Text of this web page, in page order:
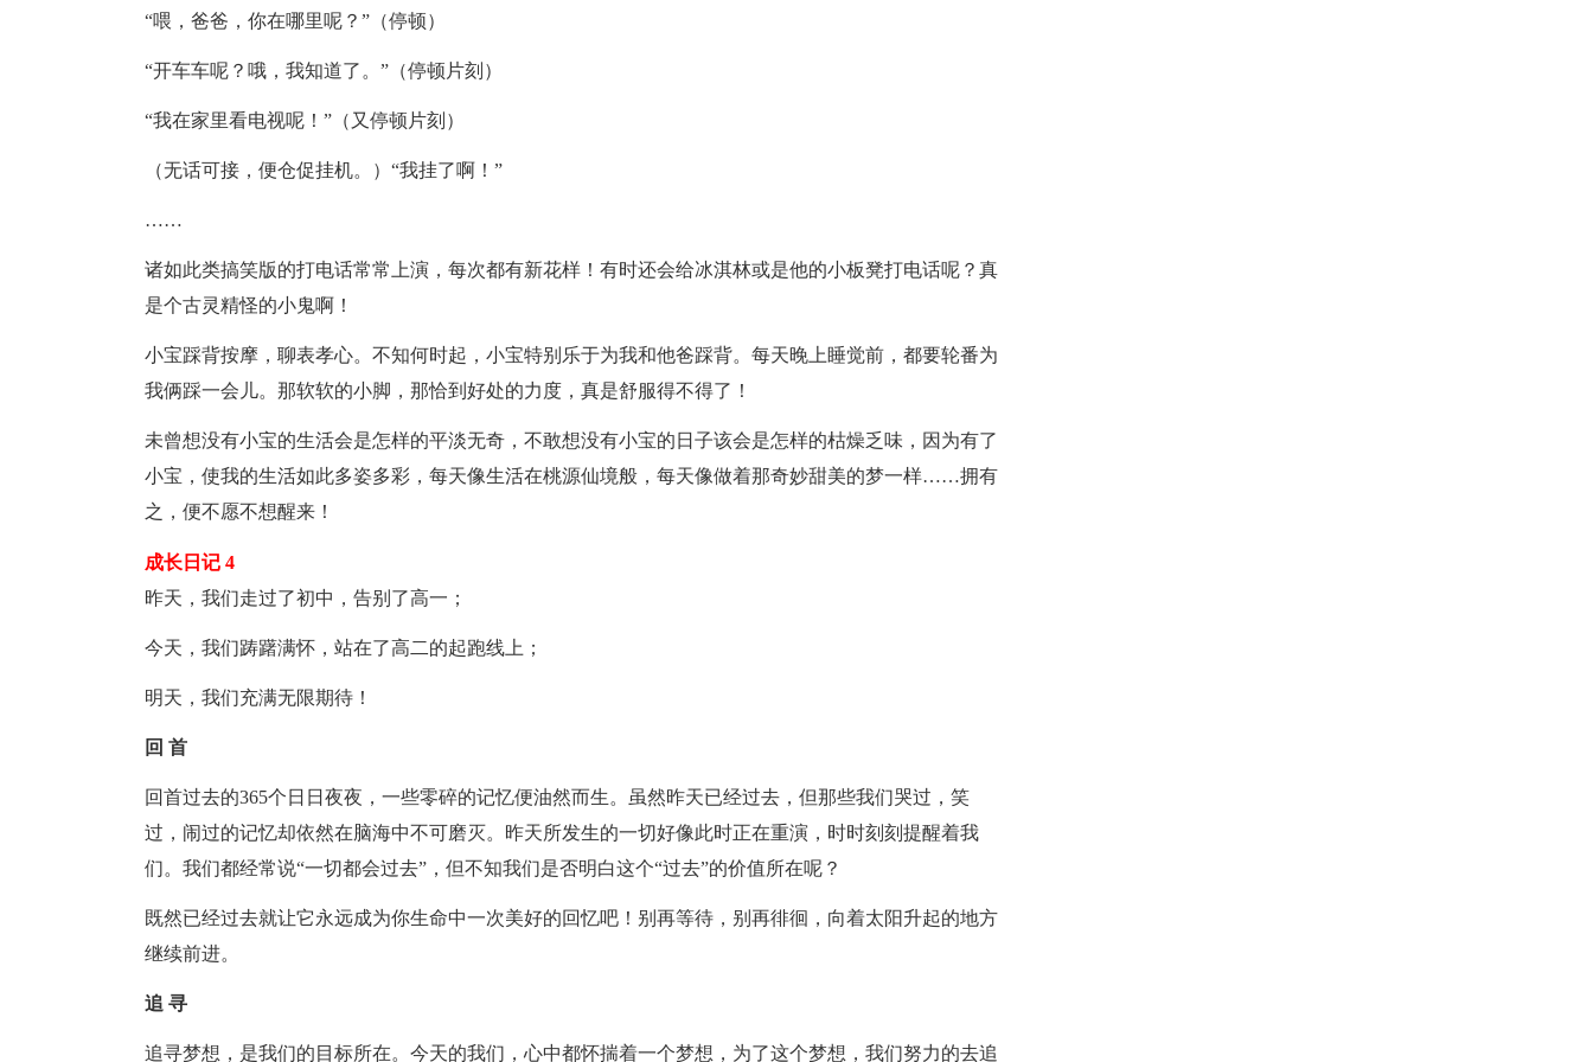
“喂，爸爸，你在哪里呢？”（停顿）
“开车车呢？哦，我知道了。”（停顿片刻）
“我在家里看电视呢！”（又停顿片刻）
（无话可接，便仓促挂机。）“我挂了啊！”
……
诸如此类搞笑版的打电话常常上演，每次都有新花样！有时还会给冰淇林或是他的小板凳打电话呢？真
是个古灵精怪的小鬼啊！
小宝踩背按摩，聊表孝心。不知何时起，小宝特别乐于为我和他爸踩背。每天晚上 睡觉前，都要轮番为
我俩踩一会儿。那软软的小脚，那恰到好处的力度，真是舒服得不得了！
未曾想没有小宝的生活会是怎样的平淡无奇，不敢想没有小宝的日子该会是怎样的枯燥乏味，因为有了
小宝，使我的生活如此多姿多彩，每天像生活在桃源仙境般，每天像做着那奇妙甜美的梦一样……拥有
之，便不愿不想醒来！
成长日记 4
昨天，我们走过了初中，告别了高一；
今天，我们踌躇满怀，站在了高二的起跑线上；
明天，我们充满无限期待！
回 首
回首过去的365个日日夜夜，一些零碎的记忆便油然而生。虽然昨天已经过去，但那些我们哭过，笑
过，闹过的记忆却依然在脑海中不可磨灭。昨天所发生的一切好像此时正在重演，时时刻刻提醒着我
们。我们都经常说“一切都会过去”，但不知我们是否明白这个“过去”的价值所在呢？
既然已经过去就让它永远成为你生命中一次美好的回忆吧！别再等待，别再徘徊，向着太阳升起的地方
继续前进。
追 寻
追寻梦想，是我们的目标所在。今天的我们，心中都怀揣着一个梦想，为了这个梦想，我们努力的去追